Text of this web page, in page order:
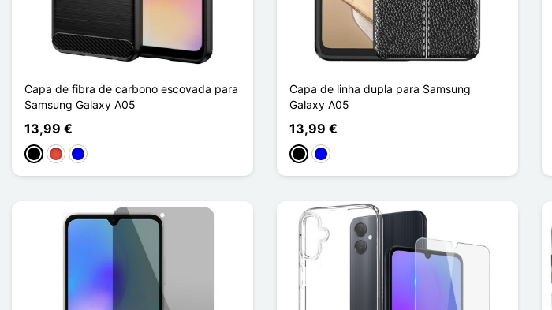
Capa de fibra de carbono escovada para
Samsung Galaxy A05
13,99 €
PretoVermelho
Azul
Capa de linha dupla para Samsung
Galaxy A05
13,99 €
PretoAzul